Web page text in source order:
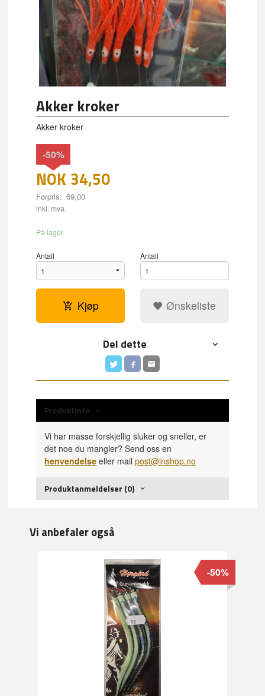
Akker kroker
Akker kroker
NOK 34,50
Førpris: 69,00
Rabatt
-50%
inkl. mva.
På lager
Antall Antall
Kjøp Ønskeliste
Del dette
Produktinfo
Vi har masse forskjellig sluker og sneller, er
det noe du mangler? Send oss en
henvendelse eller mailpost@inshop.no
Produktanmeldelser (0)
Vi anbefaler også
-50%